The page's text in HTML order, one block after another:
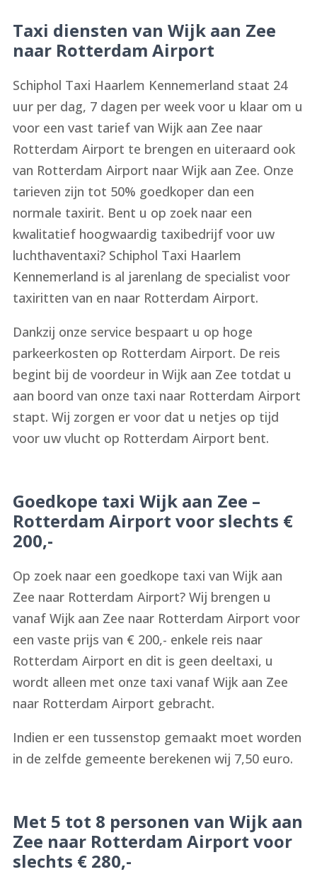
Taxi diensten van Wijk aan Zee
naar Rotterdam Airport
Schiphol Taxi Haarlem Kennemerland staat 24
uur per dag, 7 dagen per week voor u klaar om u
voor een vast tarief van Wijk aan Zee naar
Rotterdam Airport te brengen en uiteraard ook
van Rotterdam Airport naar Wijk aan Zee. Onze
tarieven zijn tot 50% goedkoper dan een
normale taxirit. Bent u op zoek naar een
kwalitatief hoogwaardig taxibedrijf voor uw
luchthaventaxi? Schiphol Taxi Haarlem
Kennemerland is al jarenlang de specialist voor
taxiritten van en naar Rotterdam Airport.
Dankzij onze service bespaart u op hoge
parkeerkosten op Rotterdam Airport. De reis
begint bij de voordeur in Wijk aan Zee totdat u
aan boord van onze taxi naar Rotterdam Airport
stapt. Wij zorgen er voor dat u netjes op tijd
voor uw vlucht op Rotterdam Airport bent.
Goedkope taxi Wijk aan Zee –
Rotterdam Airport voor slechts €
200,-
Op zoek naar een goedkope taxi van Wijk aan
Zee naar Rotterdam Airport? Wij brengen u
vanaf Wijk aan Zee naar Rotterdam Airport voor
een vaste prijs van € 200,- enkele reis naar
Rotterdam Airport en dit is geen deeltaxi, u
wordt alleen met onze taxi vanaf Wijk aan Zee
naar Rotterdam Airport gebracht.
Indien er een tussenstop gemaakt moet worden
in de zelfde gemeente berekenen wij 7,50 euro.
Met 5 tot 8 personen van Wijk aan
Zee naar Rotterdam Airport voor
slechts € 280,-